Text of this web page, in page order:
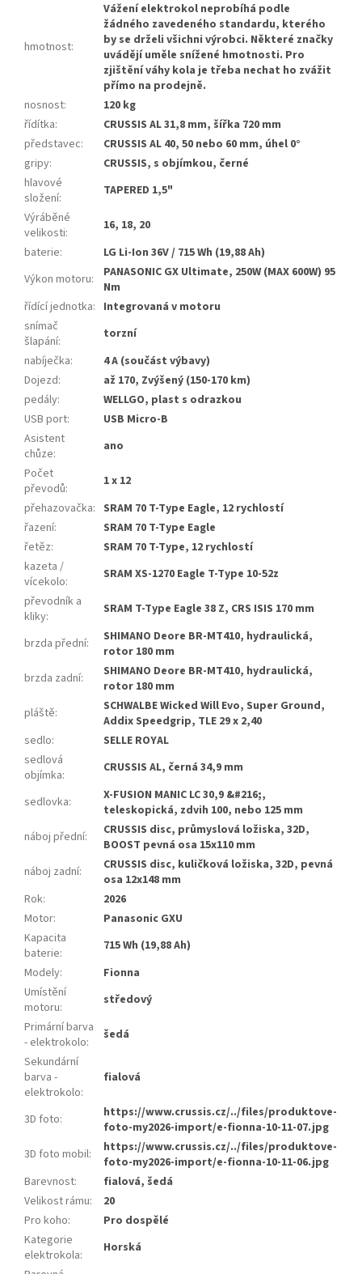
hmotnost:
Vážení elektrokol neprobíhá podle
žádného zavedeného standardu, kterého
by se drželi všichni výrobci. Některé značky
uvádějí uměle snížené hmotnosti. Pro
zjištění váhy kola je třeba nechat ho zvážit
přímo na prodejně.
nosnost:
120 kg
řídítka:
CRUSSIS AL 31,8 mm, šířka 720 mm
představec:
CRUSSIS AL 40, 50 nebo 60 mm, úhel 0°
gripy:
CRUSSIS, s objímkou, černé
hlavové
složení:
TAPERED 1,5"
Výráběné
velikosti:
16, 18, 20
baterie:
LG Li-Ion 36V / 715 Wh (19,88 Ah)
Výkon motoru:
PANASONIC GX Ultimate, 250W (MAX 600W) 95
Nm
řídící jednotka: Integrovaná v motoru
snímač
šlapání:
torzní
nabíječka:
4 A (součást výbavy)
Dojezd:
až 170, Zvýšený (150-170 km)
pedály:
WELLGO, plast s odrazkou
USB port:
USB Micro-B
Asistent
chůze:
ano
Počet
převodů:
1 x 12
přehazovačka: SRAM 70 T-Type Eagle, 12 rychlostí
řazení:
SRAM 70 T-Type Eagle
řetěz:
SRAM 70 T-Type, 12 rychlostí
kazeta /
vícekolo:
SRAM XS-1270 Eagle T-Type 10-52z
převodník a
kliky: SRAM T-Type Eagle 38 Z, CRS ISIS 170 mm
brzda přední:
SHIMANO Deore BR-MT410, hydraulická,
rotor 180 mm
brzda zadní:
SHIMANO Deore BR-MT410, hydraulická,
rotor 180 mm
pláště:
SCHWALBE Wicked Will Evo, Super Ground,
Addix Speedgrip, TLE 29 x 2,40
sedlo:
SELLE ROYAL
sedlová
objímka: CRUSSIS AL, černá 34,9 mm
sedlovka:
X-FUSION MANIC LC 30,9 &#216;,
teleskopická, zdvih 100, nebo 125 mm
náboj přední:
CRUSSIS disc, průmyslová ložiska, 32D,
BOOST pevná osa 15x110 mm
náboj zadní:
CRUSSIS disc, kuličková ložiska, 32D, pevná
osa 12x148 mm
Rok:
2026
Motor:
Panasonic GXU
Kapacita
baterie:
715 Wh (19,88 Ah)
Modely:
Fionna
Umístění
motoru:
středový
Primární barva
- elektrokolo:
šedá
Sekundární
barva -
elektrokolo:
fialová
3D foto:
https://www.crussis.cz/../files/produktove-
foto-my2026-import/e-fionna-10-11-07.jpg
3D foto mobil:
https://www.crussis.cz/../files/produktove-
foto-my2026-import/e-fionna-10-11-06.jpg
Barevnost:
fialová, šedá
Velikost rámu:
20
Pro koho:
Pro dospělé
Kategorie
elektrokola:
Horská